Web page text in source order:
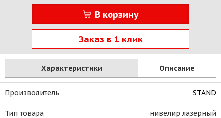
В корзину
Заказ в 1 клик
Характеристики Описание
Производитель STAND
Тип товара нивелир лазерный